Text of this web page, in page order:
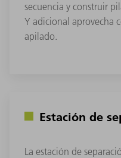
secuencia y construir
Y adicional aprovecha
apilado.
Estación de
La estación de